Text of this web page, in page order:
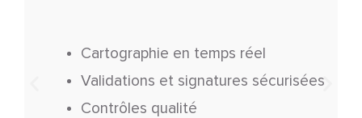
Cartographie en temps réel
Validations et signatures sécurisées
Contrôles qualité